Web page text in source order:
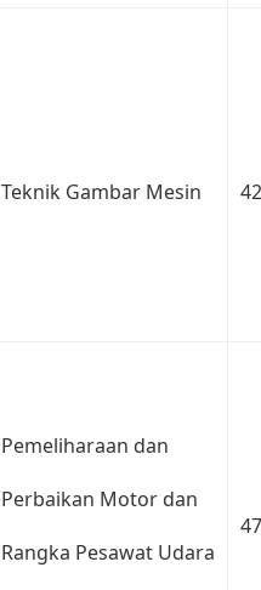
Teknik Gambar Mesin
Pemeliharaan dan
Perbaikan Motor dan
Rangka Pesawat Udara